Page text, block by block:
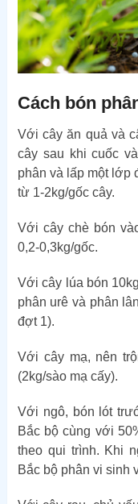
Cách bón
Với cây ăn quả và
cây sau khi cuốc
phân và lấp một lớp
từ 1-2kg/gốc cây.
Với cây chè bón
0,2-0,3kg/gốc.
Với cây lúa bón
phân urê và phân
đợt 1).
Với cây mạ, nên
(2kg/sào mạ cấy).
Với ngô, bón lót
Bắc bộ cùng với
theo qui trình. Khi
Bắc bộ phân vi sinh